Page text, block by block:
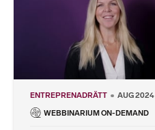
ENTREPRENADRÄTT AUG 2024
WEBBINARIUM ON-DEMAND